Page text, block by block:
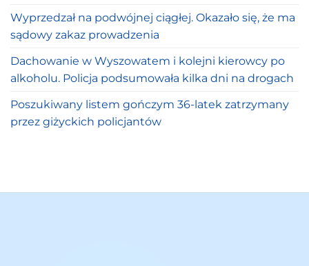
Wyprzedzał na podwójnej ciągłej. Okazało się, że ma
sądowy zakaz prowadzenia
Dachowanie w Wyszowatem i kolejni kierowcy po
alkoholu. Policja podsumowała kilka dni na drogach
Poszukiwany listem gończym 36-latek zatrzymany
przez giżyckich policjantów